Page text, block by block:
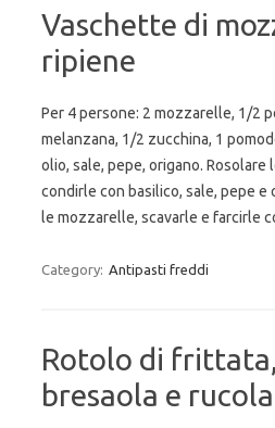
Vaschette di
ripiene
Per 4 persone: 2 mozzarelle, 1/2
melanzana, 1/2 zucchina, 1
olio, sale, pepe, origano. Rosolare
condirle con basilico, sale, pepe e
le mozzarelle, scavarle e farcirle
Category: Antipasti freddi
Rotolo di
bresaola e rucola